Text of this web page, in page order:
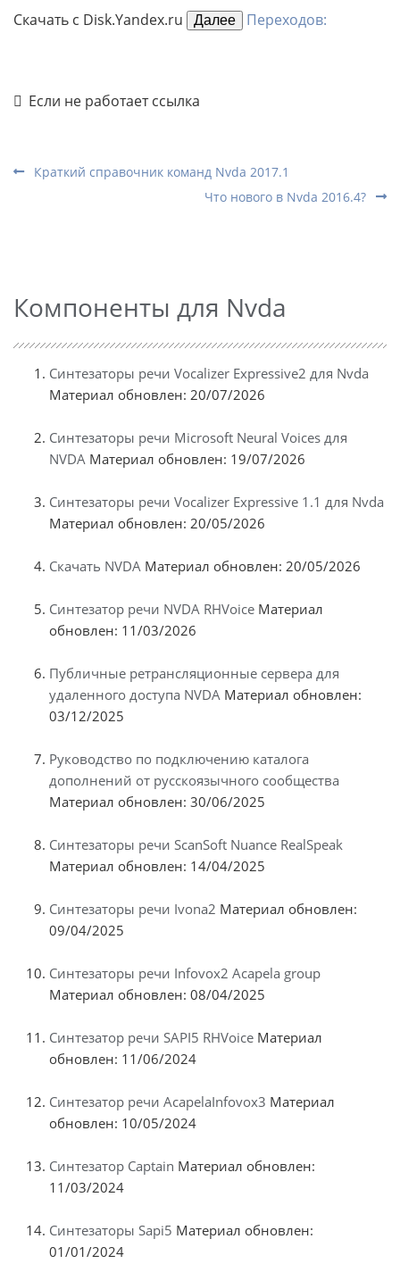
Скачать с Disk.Yandex.ru Далее Переходов:
Если не работает ссылка
Краткий справочник команд Nvda 2017.1
Что нового в Nvda 2016.4?
Компоненты для Nvda
Синтезаторы речи Vocalizer Expressive2 для Nvda
Материал обновлен: 20/07/2026
Синтезаторы речи Microsoft Neural Voices для
NVDA Материал обновлен: 19/07/2026
Синтезаторы речи Vocalizer Expressive 1.1 для Nvda
Материал обновлен: 20/05/2026
Скачать NVDA Материал обновлен: 20/05/2026
Синтезатор речи NVDA RHVoice Материал
обновлен: 11/03/2026
Публичные ретрансляционные сервера для
удаленного доступа NVDA Материал обновлен:
03/12/2025
Руководство по подключению каталога
дополнений от русскоязычного сообщества
Материал обновлен: 30/06/2025
Синтезаторы речи ScanSoft Nuance RealSpeak
Материал обновлен: 14/04/2025
Синтезаторы речи Ivona2 Материал обновлен:
09/04/2025
Синтезаторы речи Infovox2 Acapela group
Материал обновлен: 08/04/2025
Синтезатор речи SAPI5 RHVoice Материал
обновлен: 11/06/2024
Синтезатор речи AcapelaInfovox3 Материал
обновлен: 10/05/2024
Синтезатор Captain Материал обновлен:
11/03/2024
Синтезаторы Sapi5 Материал обновлен:
01/01/2024